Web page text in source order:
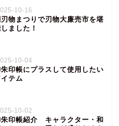
10-16
刃物まつりで刃物大廉売市を堪
ました！
10-04
印帳にプラスして使用したい
テム
10-02
朱印帳紹介 キャラクター・和